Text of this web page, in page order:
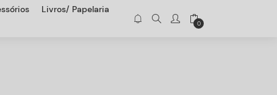
Livros/ Papelaria
0